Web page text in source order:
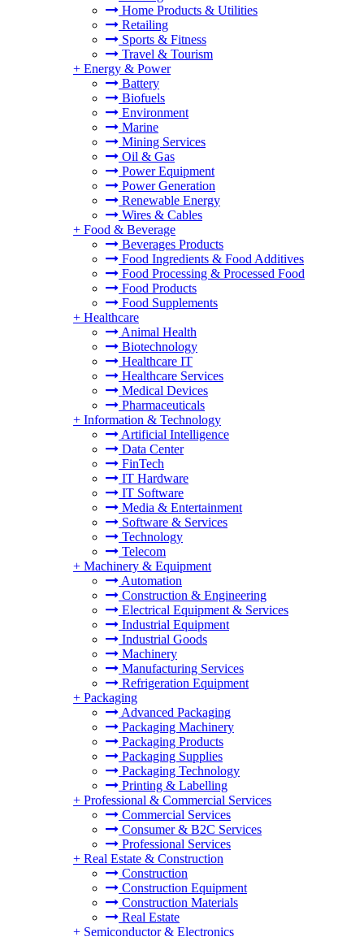
Home Products & Utilities
Retailing
Sports & Fitness
Travel & Tourism
+ Energy & Power
Battery
Biofuels
Environment
Marine
Mining Services
Oil & Gas
Power Equipment
Power Generation
Renewable Energy
Wires & Cables
+ Food & Beverage
Beverages Products
Food Ingredients & Food Additives
Food Processing & Processed Food
Food Products
Food Supplements
+ Healthcare
Animal Health
Biotechnology
Healthcare IT
Healthcare Services
Medical Devices
Pharmaceuticals
+ Information & Technology
Artificial Intelligence
Data Center
FinTech
IT Hardware
IT Software
Media & Entertainment
Software & Services
Technology
Telecom
+ Machinery & Equipment
Automation
Construction & Engineering
Electrical Equipment & Services
Industrial Equipment
Industrial Goods
Machinery
Manufacturing Services
Refrigeration Equipment
+ Packaging
Advanced Packaging
Packaging Machinery
Packaging Products
Packaging Supplies
Packaging Technology
Printing & Labelling
+ Professional & Commercial Services
Commercial Services
Consumer & B2C Services
Professional Services
+ Real Estate & Construction
Construction
Construction Equipment
Construction Materials
Real Estate
+ Semiconductor & Electronics